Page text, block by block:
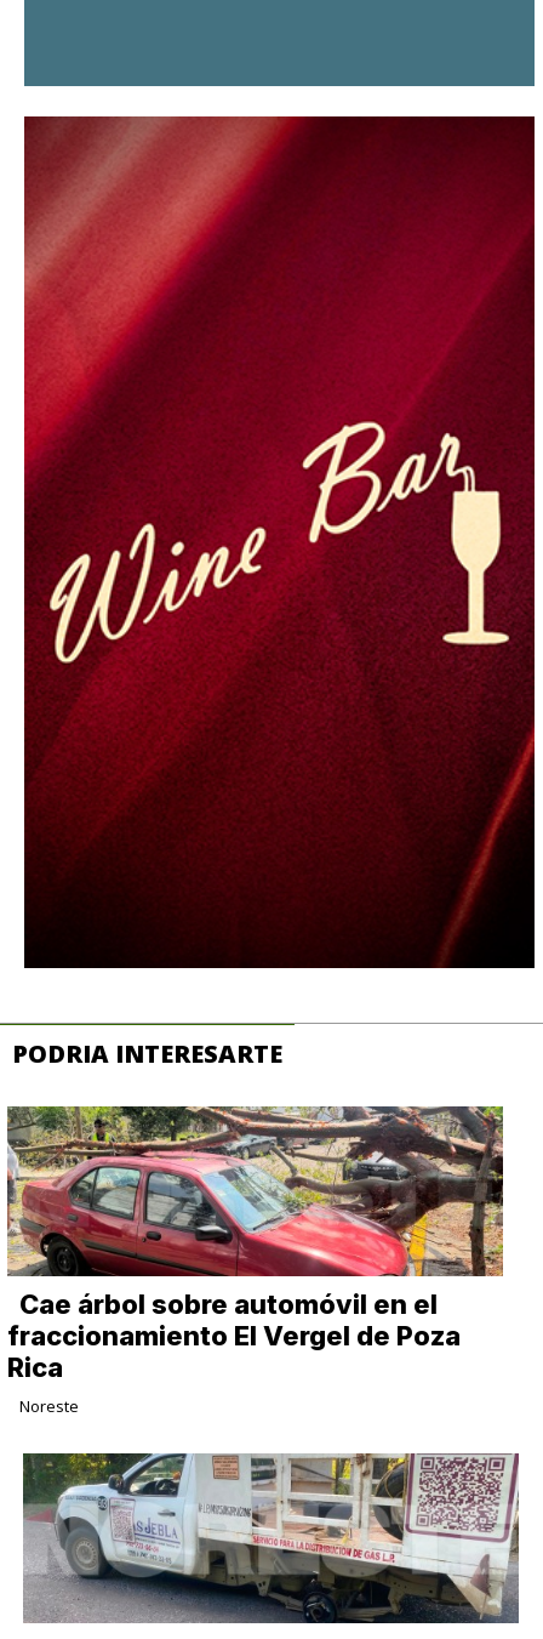
PODRIA INTERESARTE
Cae árbol sobre automóvil en el
fraccionamiento El Vergel de Poza
Rica
Noreste